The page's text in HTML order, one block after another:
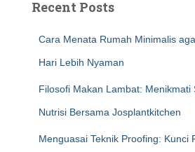
Recent Posts
Cara Menata Rumah Minimalis
Hari Lebih Nyaman
Filosofi Makan Lambat: Menikmati
Nutrisi Bersama Josplantkitchen
Menguasai Teknik Proofing: Kunci